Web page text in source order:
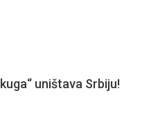
uništava Srbiju!